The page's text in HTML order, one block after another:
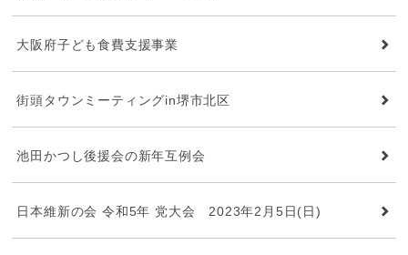
大阪府子ども食費支援事業
街頭タウンミーティングin堺市北区
池田かつし後援会の新年互例会
日本維新の会 令和5年 党大会 2023年2月5日(日)